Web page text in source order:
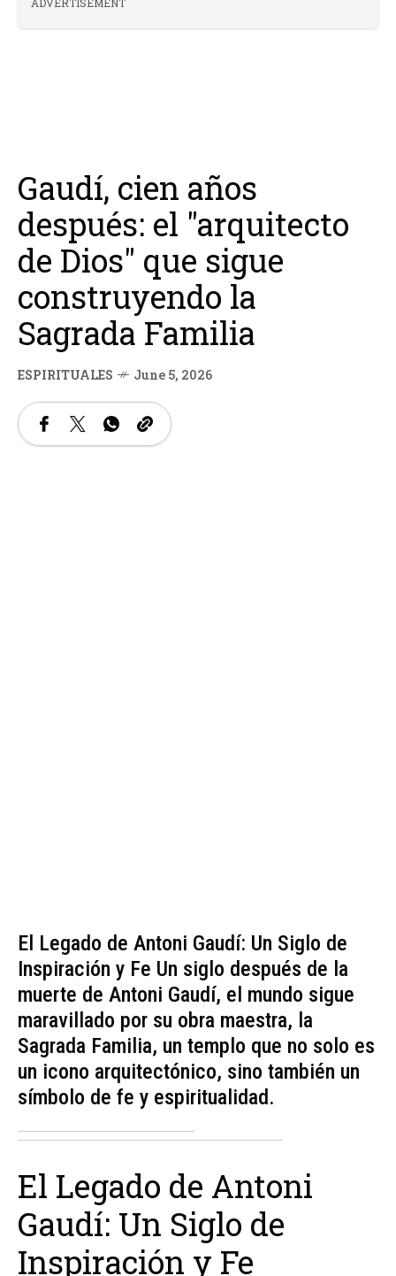
ADVERTISEMENT
Gaudí, cien años
después: el "arquitecto
de Dios" que sigue
construyendo la
Sagrada Familia
ESPIRITUALES June 5, 2026
El Legado de Antoni Gaudí: Un Siglo de
Inspiración y Fe Un siglo después de la
muerte de Antoni Gaudí, el mundo sigue
maravillado por su obra maestra, la
Sagrada Familia, un templo que no solo es
un icono arquitectónico, sino también un
símbolo de fe y espiritualidad.
El Legado de Antoni
Gaudí: Un Siglo de
Inspiración y Fe